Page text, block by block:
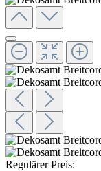
Regulärer Preis: